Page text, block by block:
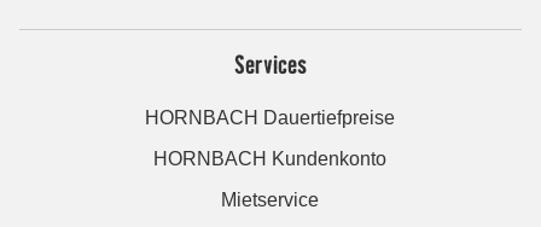
Services
HORNBACH Dauertiefpreise
HORNBACH Kundenkonto
Mietservice